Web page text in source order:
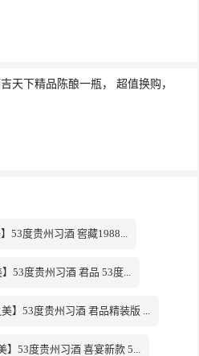
天下精品陈酿一瓶， 超值换购，
53度贵州习酒 窖藏1988...
】53度贵州习酒 君品 53度...
美】53度贵州习酒 君品精装版 ...
】53度贵州习酒 喜宴新款 5...